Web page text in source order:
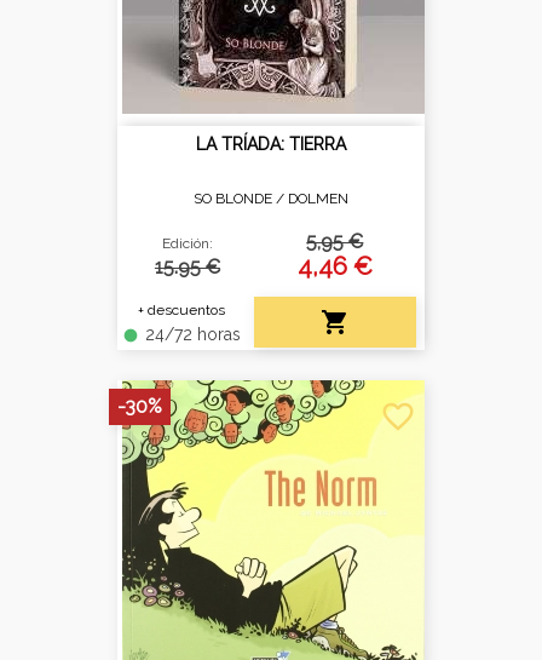
LA TRÍADA: TIERRA
SO BLONDE / DOLMEN
Edición:
15.95 €
+ descuentos
fiber_manual_record 24/72 horas
5,95 €
4,46 €

favorite_border
-30%